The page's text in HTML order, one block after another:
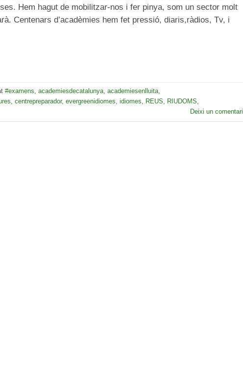
Hem hagut de mobilitzar-nos i fer pinya, som un sector molt
Centenars d’acadèmies hem fet pressió, diaris,ràdios, Tv, i
#examens, academiesdecatalunya, academiesenlluita,
, centrepreparador, evergreenidiomes, idiomes, REUS, RIUDOMS,
Deixi un comentari